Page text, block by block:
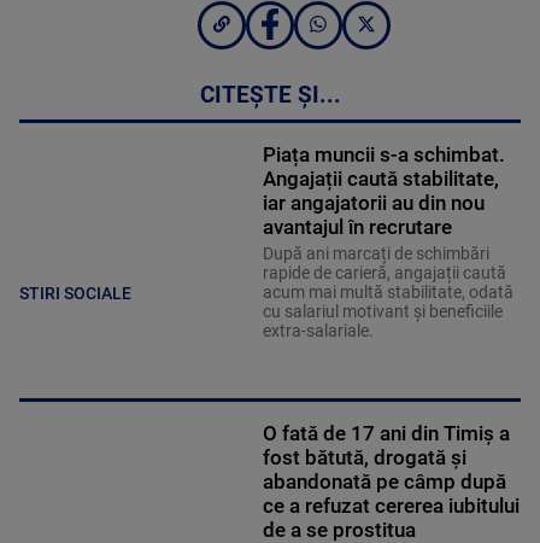
CITEȘTE ȘI...
STIRI SOCIALE
Piața muncii s-a schimbat.
Angajații caută stabilitate,
iar angajatorii au din nou
avantajul în recrutare
După ani marcați de schimbări
rapide de carieră, angajații caută
acum mai multă stabilitate, odată
cu salariul motivant și beneficiile
extra-salariale.
O fată de 17 ani din Timiș a
fost bătută, drogată și
abandonată pe câmp după
ce a refuzat cererea iubitului
de a se prostitua